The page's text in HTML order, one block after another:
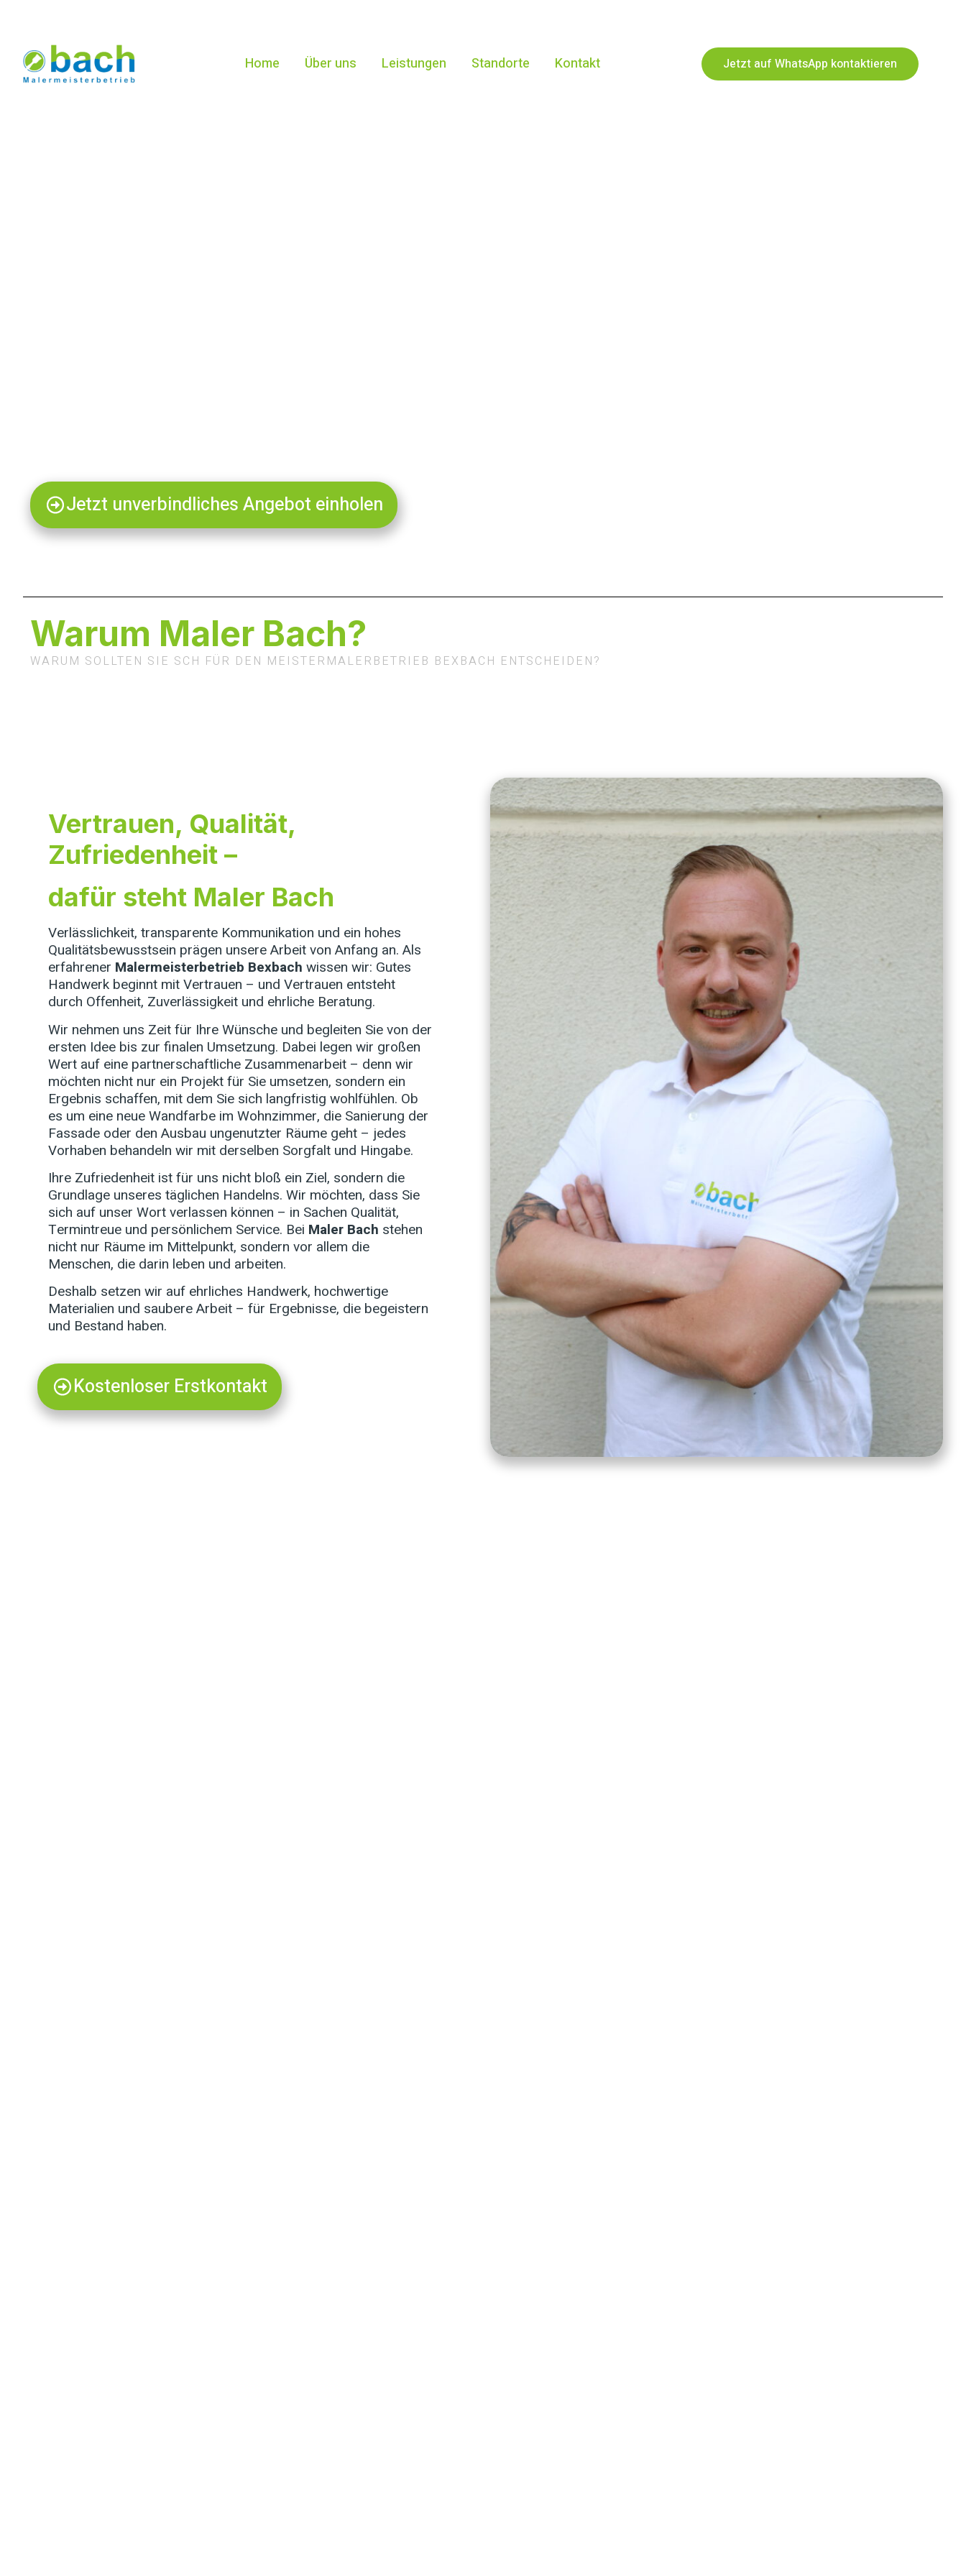
Home Über uns Leistungen Standorte Kontakt Jetzt auf WhatsApp kontaktieren
Jetzt unverbindliches Angebot einholen
Warum Maler Bach?
WARUM SOLLTEN SIE SCH FÜR DEN MEISTERMALERBETRIEB BEXBACH ENTSCHEIDEN?
Vertrauen, Qualität,
Zufriedenheit –
dafür steht Maler Bach
Verlässlichkeit, transparente Kommunikation und ein hohes
Qualitätsbewusstsein prägen unsere Arbeit von Anfang an. Als
erfahrener Malermeisterbetrieb Bexbach wissen wir: Gutes
Handwerk beginnt mit Vertrauen – und Vertrauen entsteht
durch Offenheit, Zuverlässigkeit und ehrliche Beratung.
Wir nehmen uns Zeit für Ihre Wünsche und begleiten Sie von der
ersten Idee bis zur finalen Umsetzung. Dabei legen wir großen
Wert auf eine partnerschaftliche Zusammenarbeit – denn wir
möchten nicht nur ein Projekt für Sie umsetzen, sondern ein
Ergebnis schaffen, mit dem Sie sich langfristig wohlfühlen. Ob
es um eine neue Wandfarbe im Wohnzimmer, die Sanierung der
Fassade oder den Ausbau ungenutzter Räume geht – jedes
Vorhaben behandeln wir mit derselben Sorgfalt und Hingabe.
Ihre Zufriedenheit ist für uns nicht bloß ein Ziel, sondern die
Grundlage unseres täglichen Handelns. Wir möchten, dass Sie
sich auf unser Wort verlassen können – in Sachen Qualität,
Termintreue und persönlichem Service. Bei Maler Bach stehen
nicht nur Räume im Mittelpunkt, sondern vor allem die
Menschen, die darin leben und arbeiten.
Deshalb setzen wir auf ehrliches Handwerk, hochwertige
Materialien und saubere Arbeit – für Ergebnisse, die begeistern
und Bestand haben.
Kostenloser Erstkontakt